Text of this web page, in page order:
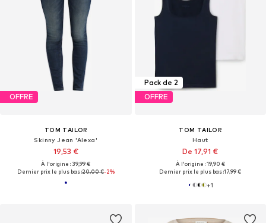
OFFRE
TOM TAILOR
Skinny Jean 'Alexa'
19,53 €
À l'origine : 39,99 €
Dernier prix le plus bas :20,00 €-2%
Pack de 2
OFFRE
TOM TAILOR
Haut
De 17,91 €
À l'origine : 19,90 €
Dernier prix le plus bas :17,99 €
+1